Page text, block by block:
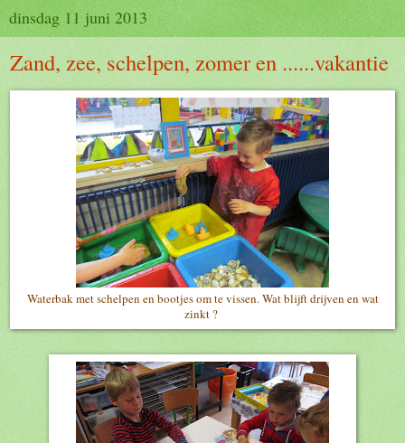
dinsdag 11 juni 2013
Zand, zee, schelpen, zomer en ......vakantie
Waterbak met schelpen en bootjes om te vissen. Wat blijft drijven en wat
zinkt ?